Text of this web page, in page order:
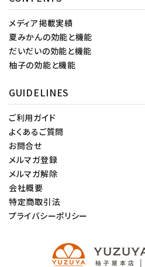
メディア掲載実績
夏みかんの効能と機能
だいだいの効能と機能
柚子の効能と機能
GUIDELINES
ご利用ガイド
よくあるご質問
お問合せ
メルマガ登録
メルマガ解除
会社概要
特定商取引法
プライバシーポリシー